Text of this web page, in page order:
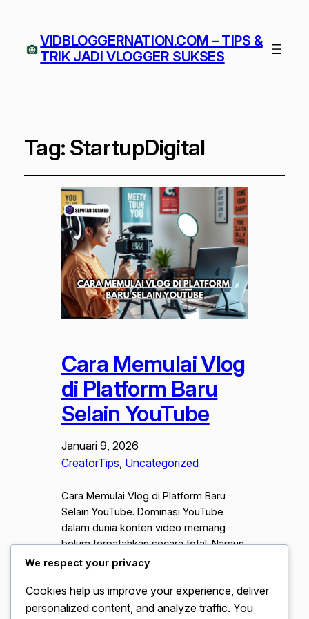
VIDBLOGGERNATION.COM – TIPS &
TRIK JADI VLOGGER SUKSES
Tag: StartupDigital
Cara Memulai Vlog
di Platform Baru
Selain YouTube
Januari 9, 2026
CreatorTips, Uncategorized
Cara Memulai Vlog di Platform Baru
Selain YouTube. Dominasi YouTube
dalam dunia konten video memang
belum terpatahkan secara total. Namun
lanskap digital pada tahun 2026 telah
sangat signifikan. Banyak kreator
konten kini mulai melirik berbagai
We respect your privacy
Cookies help us improve your experience, deliver
personalized content, and analyze traffic. You